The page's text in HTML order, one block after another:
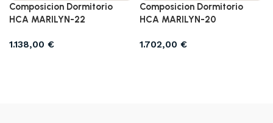
Composicion Dormitorio
HCA MARILYN-22
1.138,00 €
Composicion Dormitorio
HCA MARILYN-20
1.702,00 €